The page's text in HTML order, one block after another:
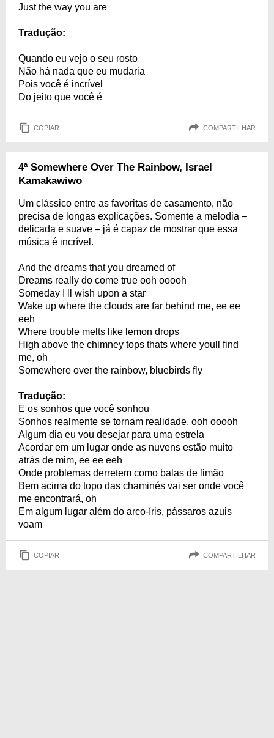
Just the way you are
Tradução:
Quando eu vejo o seu rosto
Não há nada que eu mudaria
Pois você é incrível
Do jeito que você é
COPIAR COMPARTILHAR
4ª Somewhere Over The Rainbow, Israel
Kamakawiwo
Um clássico entre as favoritas de casamento, não
precisa de longas explicações. Somente a melodia –
delicada e suave – já é capaz de mostrar que essa
música é incrível.
And the dreams that you dreamed of
Dreams really do come true ooh ooooh
Someday I ll wish upon a star
Wake up where the clouds are far behind me, ee ee
eeh
Where trouble melts like lemon drops
High above the chimney tops thats where youll find
me, oh
Somewhere over the rainbow, bluebirds fly
Tradução:
E os sonhos que você sonhou
Sonhos realmente se tornam realidade, ooh ooooh
Algum dia eu vou desejar para uma estrela
Acordar em um lugar onde as nuvens estão muito
atrás de mim, ee ee eeh
Onde problemas derretem como balas de limão
Bem acima do topo das chaminés vai ser onde você
me encontrará, oh
Em algum lugar além do arco-íris, pássaros azuis
voam
COPIAR COMPARTILHAR